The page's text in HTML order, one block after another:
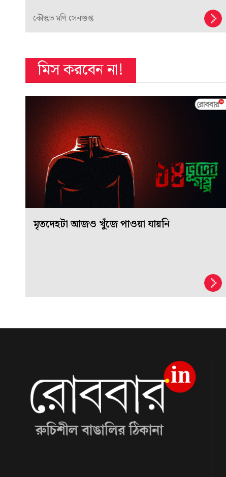
কৌস্তুভ মণি সেনগুপ্ত
মিস করবেন না!
মৃতদেহটা আজও খুঁজে পাওয়া যায়নি